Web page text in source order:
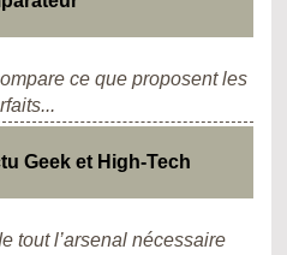
ce que proposent les
Geek et High-Tech
tout l’arsenal nécessaire